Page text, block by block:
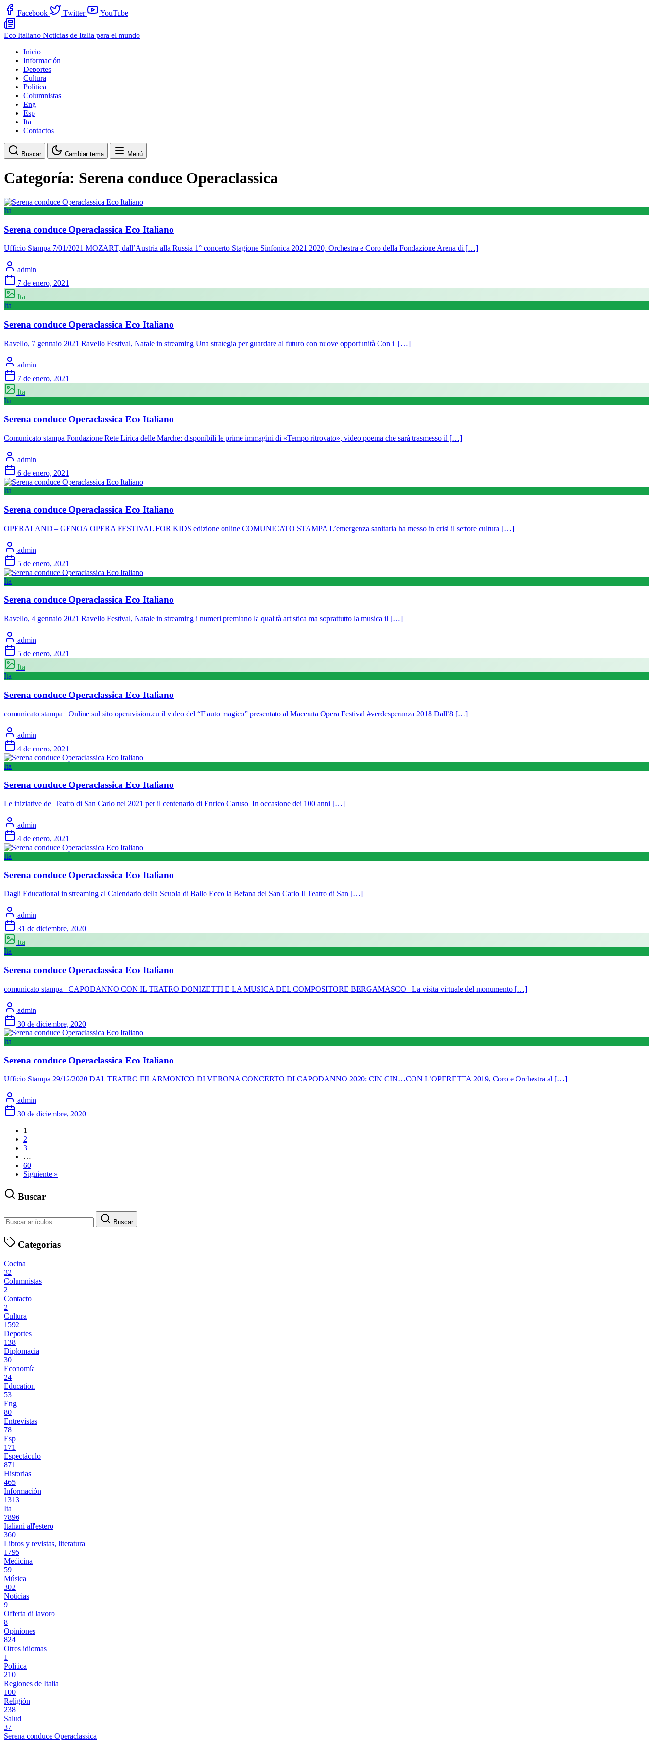
Facebook Twitter YouTube
Eco Italiano Noticias de Italia para el mundo
Inicio
Información
Deportes
Cultura
Politica
Columnistas
Eng
Esp
Ita
Contactos
Buscar Cambiar tema Menú
Categoría: Serena conduce Operaclassica
Ita
Serena conduce Operaclassica Eco Italiano
Ufficio Stampa 7/01/2021 MOZART, dall’Austria alla Russia 1° concerto Stagione Sinfonica 2021 2020, Orchestra e Coro della Fondazione Arena di […]
admin
7 de enero, 2021
Ita
Ita
Serena conduce Operaclassica Eco Italiano
Ravello, 7 gennaio 2021 Ravello Festival, Natale in streaming Una strategia per guardare al futuro con nuove opportunità Con il […]
admin
7 de enero, 2021
Ita
Ita
Serena conduce Operaclassica Eco Italiano
Comunicato stampa Fondazione Rete Lirica delle Marche: disponibili le prime immagini di «Tempo ritrovato», video poema che sarà trasmesso il […]
admin
6 de enero, 2021
Ita
Serena conduce Operaclassica Eco Italiano
OPERALAND – GENOA OPERA FESTIVAL FOR KIDS edizione online COMUNICATO STAMPA L’emergenza sanitaria ha messo in crisi il settore cultura […]
admin
5 de enero, 2021
Ita
Serena conduce Operaclassica Eco Italiano
Ravello, 4 gennaio 2021 Ravello Festival, Natale in streaming i numeri premiano la qualità artistica ma soprattutto la musica il […]
admin
5 de enero, 2021
Ita
Ita
Serena conduce Operaclassica Eco Italiano
comunicato stampa Online sul sito operavision.eu il video del “Flauto magico” presentato al Macerata Opera Festival #verdesperanza 2018 Dall’8 […]
admin
4 de enero, 2021
Ita
Serena conduce Operaclassica Eco Italiano
Le iniziative del Teatro di San Carlo nel 2021 per il centenario di Enrico Caruso In occasione dei 100 anni […]
admin
4 de enero, 2021
Ita
Serena conduce Operaclassica Eco Italiano
Dagli Educational in streaming al Calendario della Scuola di Ballo Ecco la Befana del San Carlo Il Teatro di San […]
admin
31 de diciembre, 2020
Ita
Ita
Serena conduce Operaclassica Eco Italiano
comunicato stampa CAPODANNO CON IL TEATRO DONIZETTI E LA MUSICA DEL COMPOSITORE BERGAMASCO La visita virtuale del monumento […]
admin
30 de diciembre, 2020
Ita
Serena conduce Operaclassica Eco Italiano
Ufficio Stampa 29/12/2020 DAL TEATRO FILARMONICO DI VERONA CONCERTO DI CAPODANNO 2020: CIN CIN…CON L’OPERETTA 2019, Coro e Orchestra al […]
admin
30 de diciembre, 2020
1
2
3
…
60
Siguiente »
Buscar
Buscar
Categorías
Cocina
32
Columnistas
2
Contacto
2
Cultura
1592
Deportes
138
Diplomacia
30
Economía
24
Education
53
Eng
80
Entrevistas
78
Esp
171
Espectáculo
871
Historias
465
Información
1313
Ita
7896
Italiani all'estero
360
Libros y revistas, literatura.
1795
Medicina
59
Música
302
Noticias
9
Offerta di lavoro
8
Opiniones
824
Otros idiomas
1
Politica
210
Regiones de Italia
100
Religión
238
Salud
37
Serena conduce Operaclassica